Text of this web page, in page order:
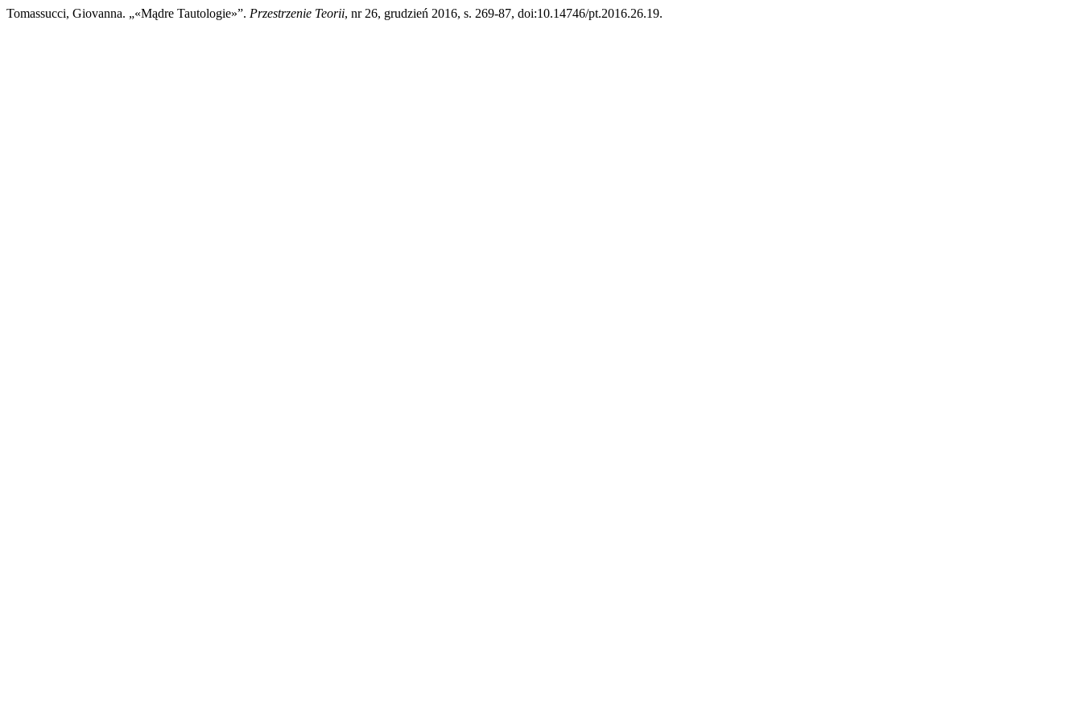
Tomassucci, Giovanna. „«Mądre Tautologie»”. Przestrzenie Teorii, nr 26, grudzień 2016, s. 269-87, doi:10.14746/pt.2016.26.19.